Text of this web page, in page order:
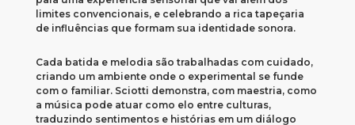
limites convencionais, e celebrando a rica tapeçaria
de influências que formam sua identidade sonora.
Cada batida e melodia são trabalhadas com cuidado,
criando um ambiente onde o experimental se funde
com o familiar. Sciotti demonstra, com maestria, como
a música pode atuar como elo entre culturas,
traduzindo sentimentos e histórias em um diálogo